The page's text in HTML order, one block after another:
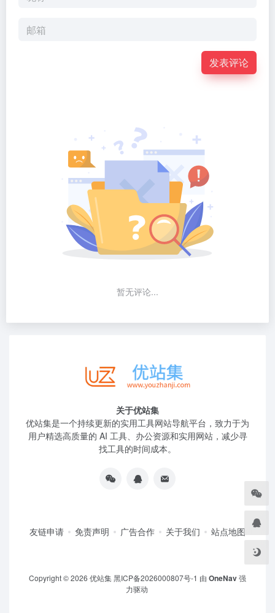
发表评论
暂无评论...
关于优站集
优站集是一个持续更新的实用工具网站导航平台，致力于为
用户精选高质量的 AI 工具、办公资源和实用网站，减少寻
找工具的时间成本。
友链申请 免责声明 广告合作 关于我们 站点地图
Copyright © 2026 优站集黑ICP备2026000807号-1 由 OneNav强
力驱动